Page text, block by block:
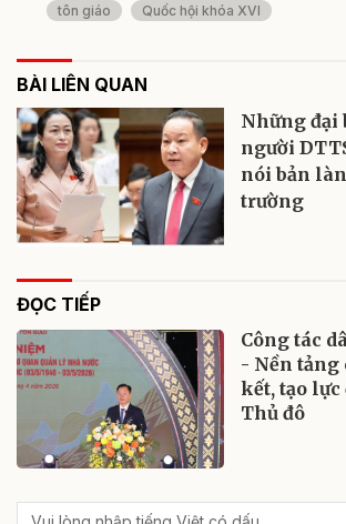
tôn giáo
Quốc hội khóa XVI
BÀI LIÊN QUAN
Những đại
người
nói bản
trường
ĐỌC TIẾP
Công tác
- Nền tảng
kết, tạo
Thủ đô